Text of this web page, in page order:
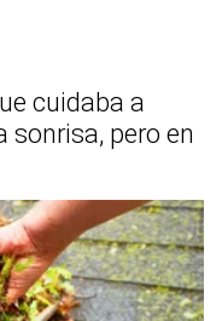
cuidaba a
sonrisa, pero en